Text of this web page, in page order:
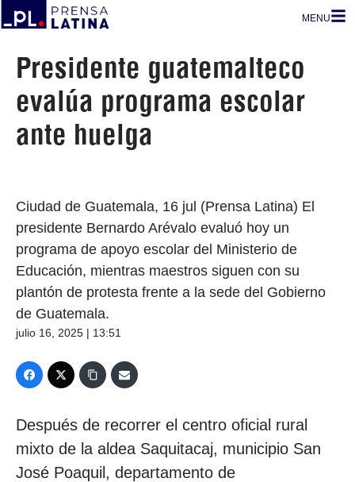
MENU
Presidente guatemalteco
evalúa programa escolar
ante huelga
Ciudad de Guatemala, 16 jul (Prensa Latina) El
presidente Bernardo Arévalo evaluó hoy un
programa de apoyo escolar del Ministerio de
Educación, mientras maestros siguen con su
plantón de protesta frente a la sede del Gobierno
de Guatemala.
julio 16, 2025 | 13:51
Después de recorrer el centro oficial rural
mixto de la aldea Saquitacaj, municipio San
José Poaquil, departamento de